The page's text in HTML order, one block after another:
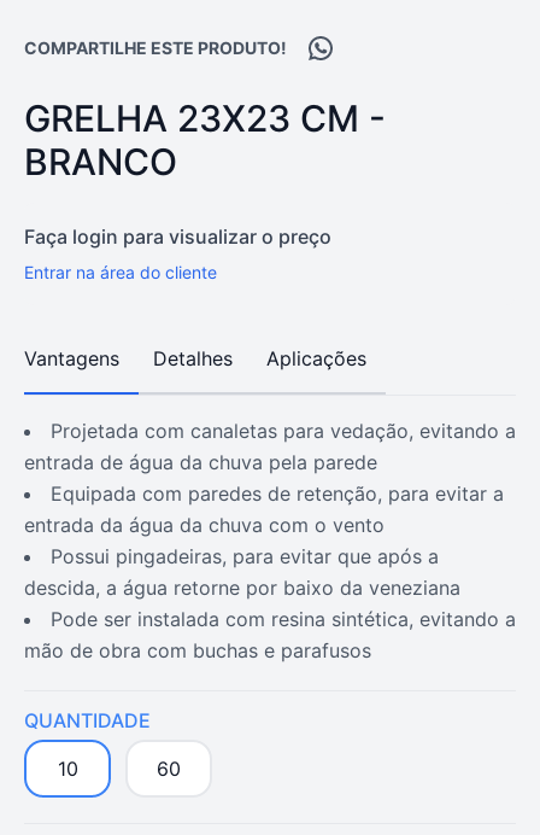
COMPARTILHE ESTE PRODUTO! Compartilhar no
PRODUTO:
GRELHA 23X23 CM -
BRANCO
Faça login para visualizar o preço
Entrar na área do cliente
Vantagens Detalhes Aplicações
projetada com canaletas para vedação, evitando a
entrada de água da chuva pela parede
equipada com paredes de retenção, para evitar a
entrada da água da chuva com o vento
possui pingadeiras, para evitar que após a
descida, a água retorne por baixo da veneziana
pode ser instalada com resina sintética, evitando a
mão de obra com buchas e parafusos
QUANTIDADE
10
60